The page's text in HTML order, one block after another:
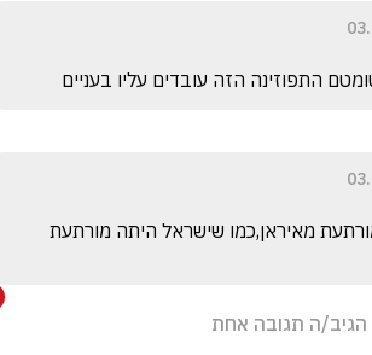
התפוזינה הזה עובדים עליו בעניים
הגיב/ה תגובה אחת